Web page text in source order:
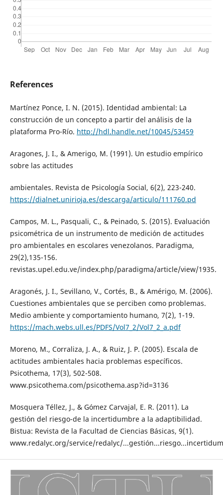
References
Martínez Ponce, I. N. (2015). Identidad ambiental: La
construcción de un concepto a partir del análisis de la
plataforma Pro-Río. http://hdl.handle.net/10045/53459
Aragones, J. I., & Amerigo, M. (1991). Un estudio empírico
sobre las actitudes
ambientales. Revista de Psicología Social, 6(2), 223-240.
https://dialnet.unirioja.es/descarga/articulo/111760.pd
Campos, M. L., Pasquali, C., & Peinado, S. (2015). Evaluación
psicométrica de un instrumento de medición de actitudes
pro ambientales en escolares venezolanos. Paradigma,
29(2),135-156.
revistas.upel.edu.ve/index.php/paradigma/article/view/1935.
Aragonés, J. I., Sevillano, V., Cortés, B., & Amérigo, M. (2006).
Cuestiones ambientales que se perciben como problemas.
Medio ambiente y comportamiento humano, 7(2), 1-19.
https://mach.webs.ull.es/PDFS/Vol7_2/Vol7_2_a.pdf
Moreno, M., Corraliza, J. A., & Ruiz, J. P. (2005). Escala de
actitudes ambientales hacia problemas específicos.
Psicothema, 17(3), 502-508.
www.psicothema.com/psicothema.asp?id=3136
Mosquera Téllez, J., & Gómez Carvajal, E. R. (2011). La
gestión del riesgo-de la incertidumbre a la adaptibilidad.
Bistua: Revista de la Facultad de Ciencias Básicas, 9(1).
www.redalyc.org/service/redalyc/